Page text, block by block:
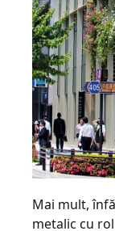
Mai mult,
metalic cu